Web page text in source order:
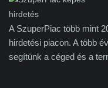
A SzuperPiac több mint
hirdetési piacon. A több
segítünk a céged és a